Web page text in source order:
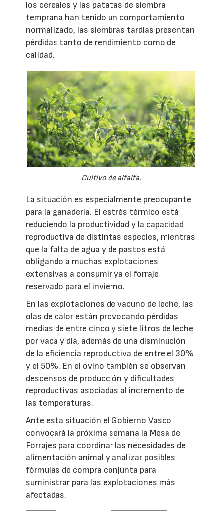
los cereales y las patatas de siembra
temprana han tenido un comportamiento
normalizado, las siembras tardías presentan
pérdidas tanto de rendimiento como de
calidad.
Cultivo de alfalfa.
La situación es especialmente preocupante
para la ganadería. El estrés térmico está
reduciendo la productividad y la capacidad
reproductiva de distintas especies, mientras
que la falta de agua y de pastos está
obligando a muchas explotaciones
extensivas a consumir ya el forraje
reservado para el invierno.
En las explotaciones de vacuno de leche, las
olas de calor están provocando pérdidas
medias de entre cinco y siete litros de leche
por vaca y día, además de una disminución
de la eficiencia reproductiva de entre el 30%
y el 50%. En el ovino también se observan
descensos de producción y dificultades
reproductivas asociadas al incremento de
las temperaturas.
Ante esta situación el Gobierno Vasco
convocará la próxima semana la Mesa de
Forrajes para coordinar las necesidades de
alimentación animal y analizar posibles
fórmulas de compra conjunta para
suministrar para las explotaciones más
afectadas.